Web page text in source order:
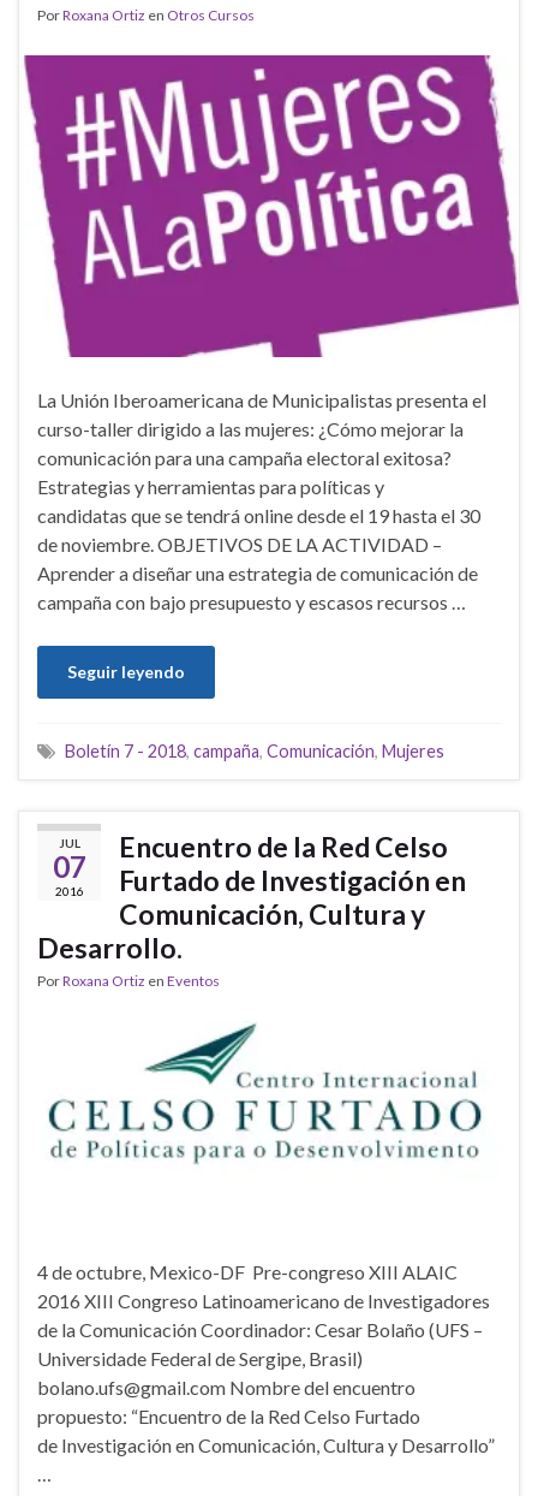
PorRoxana Ortiz en Otros Cursos
La Unión Iberoamericana de Municipalistas presenta el
curso-taller dirigido a las mujeres: ¿Cómo mejorar la
comunicación para una campaña electoral exitosa?
Estrategias y herramientas para políticas y
candidatas que se tendrá online desde el 19 hasta el 30
de noviembre. OBJETIVOS DE LA ACTIVIDAD –
Aprender a diseñar una estrategia de comunicación de
campaña con bajo presupuesto y escasos recursos …
Seguir leyendo
Boletín 7 - 2018, campaña, Comunicación, Mujeres
JUL
07
2016
Encuentro de la Red Celso
Furtado de Investigación en
Comunicación, Cultura y
Desarrollo.
PorRoxana Ortiz en Eventos
4 de octubre, Mexico-DF Pre-congreso XIII ALAIC
2016 XIII Congreso Latinoamericano de Investigadores
de la Comunicación Coordinador: Cesar Bolaño (UFS –
Universidade Federal de Sergipe, Brasil)
bolano.ufs@gmail.com Nombre del encuentro
propuesto: “Encuentro de la Red Celso Furtado
de Investigación en Comunicación, Cultura y Desarrollo”
…